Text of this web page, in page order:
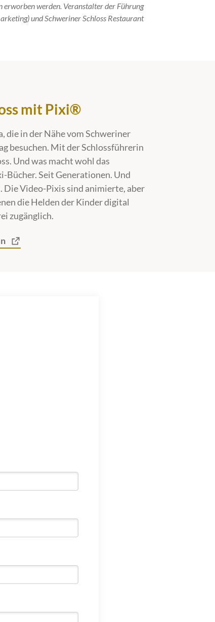
werden. Veranstalter der Führung
und Schweriner Schloss Restaurant
mit Pixi®
die in der Nähe vom Schweriner
besuchen. Mit der Schlossführerin
Und was macht wohl das
Bücher. Seit Generationen. Und
Die Video-Pixis sind animierte, aber
die Helden der Kinder digital
zugänglich.